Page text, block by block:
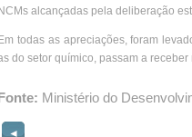
alcançadas pela deliberação
todas as apreciações, foram
do setor químico, passam a
Ministério do
◄